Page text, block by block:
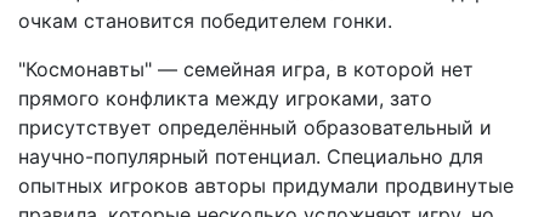
очкам становится победителем гонки.
"Космонавты" — семейная игра, в которой нет
прямого конфликта между игроками, зато
присутствует определённый образовательный и
научно-популярный потенциал. Специально для
опытных игроков авторы придумали продвинутые